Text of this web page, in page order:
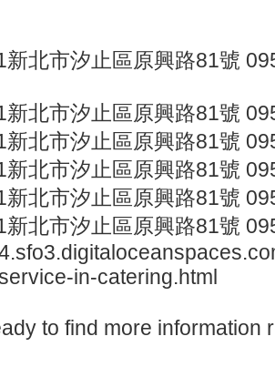
新北市汐止區原興路81號
新北市汐止區原興路81號
新北市汐止區原興路81號
新北市汐止區原興路81號
新北市汐止區原興路81號
新北市汐止區原興路81號
in-catering.html
to find more information